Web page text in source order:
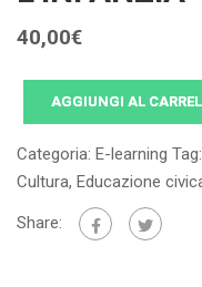
40,00€
AGGIUNGI AL
Categoria: E-learning Tag:
Cultura, Educazione
Share: